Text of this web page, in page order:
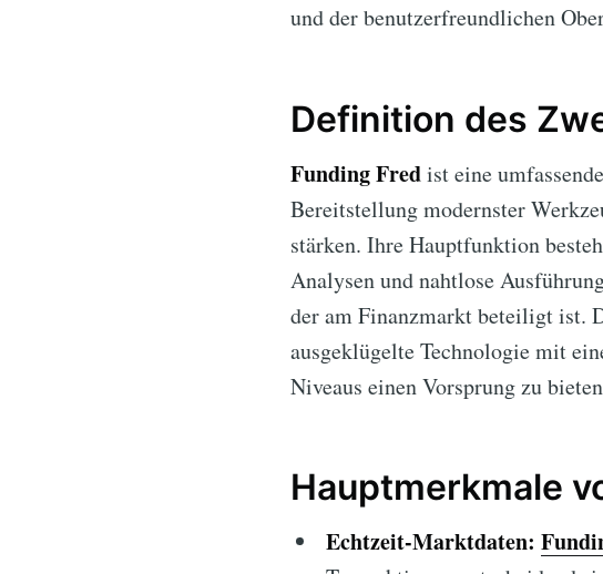
und der benutzerfreundlichen
Definition des
Funding Fredist eine
Bereitstellung modernster
stärken. Ihre Hauptfunktion
Analysen und nahtlose
der am Finanzmarkt beteiligt ist.
ausgeklügelte Technologie mit
Niveaus einen Vorsprung zu
Hauptmerkmale
Echtzeit-Marktdaten: